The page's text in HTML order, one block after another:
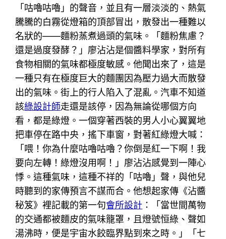
「咕嚕咕嚕」的聲音，並且有一層淡淡的、熱氣
騰騰的白霧從燈箱的頂部冒出，散發出一種難以
名狀的——麵粉蒸煮過頭的氣味。「麵粉焦慮？
還是過度發酵？」廖沾沾是個醬料學家，對所有
食物相關的氣味都極度敏感。他聞出來了，這是
一種只有在極度巨大的麵團因為壓力過大而散發
出的氣味。街上的行人陷入了混亂。汽車不知道
該綠設計師走還是該停，因為無論從哪個方向
看，都是綠燈。一個穿著西裝的男人小心翼翼地
把車停在路中央，搖下車窗，對著紅綠燈大喊：
「喂！你為什麼咕嚕咕嚕？你倒是紅一下啊！我
要向左轉！綠燈沒用啊！」廖沾沾感覺到一陣心
悸。這種氣味，這種不祥的「咕嚕」聲，與他兒
時聽到的家傳預言不謀而合。他想起家傳《沾醬
秘笈》裡記載的第一句會所設計 ：「當世間萬物
的交通都被麵皮的氣味籠罩，且燈號恒綠、聲如
湯沸時，便是宇宙水餃臨界點到來之時。」「七